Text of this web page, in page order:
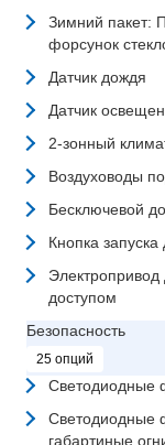
Зимний пакет:
форсунок
Датчик дождя
Датчик
2-зонный
Воздуховоды
Бесключевой
Кнопка запуска
доступом
Безопасность
25 опций
Светодиодные
Светодиодные
габартиные